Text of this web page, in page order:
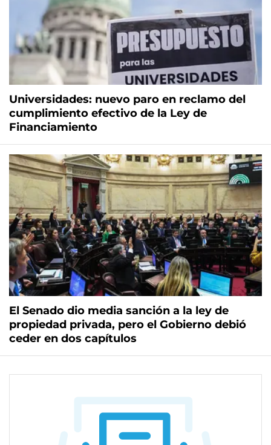
Universidades: nuevo paro en reclamo del
cumplimiento efectivo de la Ley de
Financiamiento
El Senado dio media sanción a la ley de
propiedad privada, pero el Gobierno debió
ceder en dos capítulos